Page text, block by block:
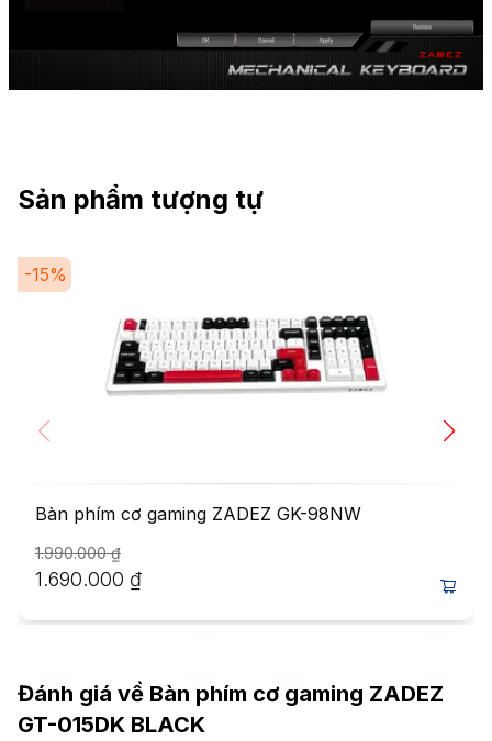
Sản phẩm tượng tự
-15%
Bàn phím cơ gaming ZADEZ GK-98NW
1.990.000₫
1.690.000 ₫
Đánh giá về Bàn phím cơ gaming ZADEZ
GT-015DK BLACK